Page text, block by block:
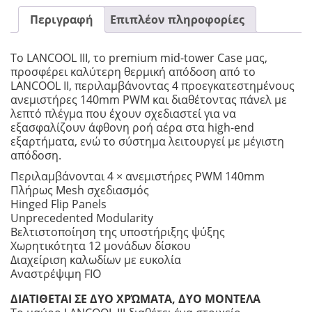
Περιγραφή Επιπλέον πληροφορίες
Το LANCOOL III, το premium mid-tower Case μας,
προσφέρει καλύτερη θερμική απόδοση από το
LANCOOL II, περιλαμβάνοντας 4 προεγκατεστημένους
ανεμιστήρες 140mm PWM και διαθέτοντας πάνελ με
λεπτό πλέγμα που έχουν σχεδιαστεί για να
εξασφαλίζουν άφθονη ροή αέρα στα high-end
εξαρτήματα, ενώ το σύστημα λειτουργεί με μέγιστη
απόδοση.
Περιλαμβάνονται 4 × ανεμιστήρες PWM 140mm
Πλήρως Mesh σχεδιασμός
Hinged Flip Panels
Unprecedented Modularity
Βελτιστοποίηση της υποστήριξης ψύξης
Χωρητικότητα 12 μονάδων δίσκου
Διαχείριση καλωδίων με ευκολία
Αναστρέψιμη FIO
ΔΙΑΤΙΘΕΤΑΙ ΣΕ ΔΥΟ ΧΡΏΜΑΤΑ, ΔΥΟ ΜΟΝΤΕΛΑ